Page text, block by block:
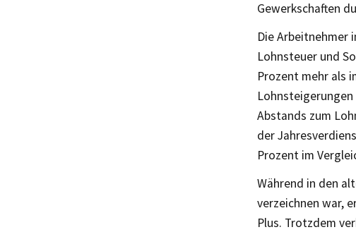
Gewerkschaften
Die Arbeitnehmer
Lohnsteuer und
Prozent mehr als
Abstands zum
der
Prozent im
Während in den
verzeichnen war,
Plus. Trotzdem